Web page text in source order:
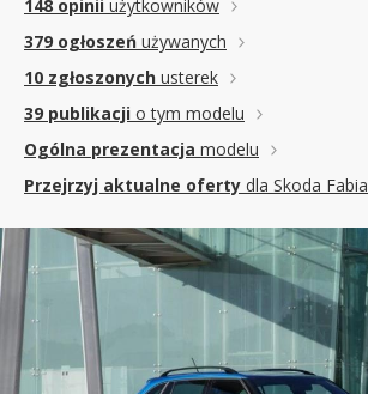
148 opinii użytkowników
379 ogłoszeń używanych
10 zgłoszonych usterek
39 publikacji o tym modelu
Ogólna prezentacja modelu
Przejrzyj aktualne oferty dla Skoda Fabia